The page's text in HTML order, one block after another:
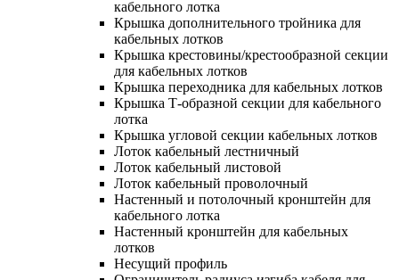
кабельного лотка
Крышка дополнительного тройника для
кабельных лотков
Крышка крестовины/крестообразной секции
для кабельных лотков
Крышка переходника для кабельных лотков
Крышка Т-образной секции для кабельного
лотка
Крышка угловой секции кабельных лотков
Лоток кабельный лестничный
Лоток кабельный листовой
Лоток кабельный проволочный
Настенный и потолочный кронштейн для
кабельного лотка
Настенный кронштейн для кабельных
лотков
Несущий профиль